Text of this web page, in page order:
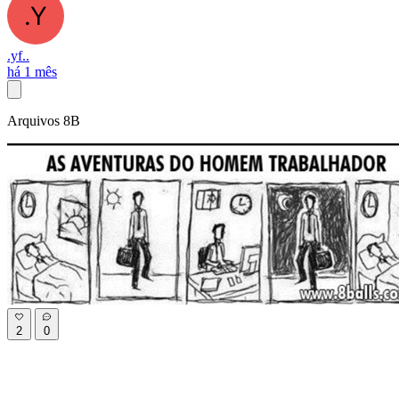
.yf..
há 1 mês
Arquivos 8B
2 0